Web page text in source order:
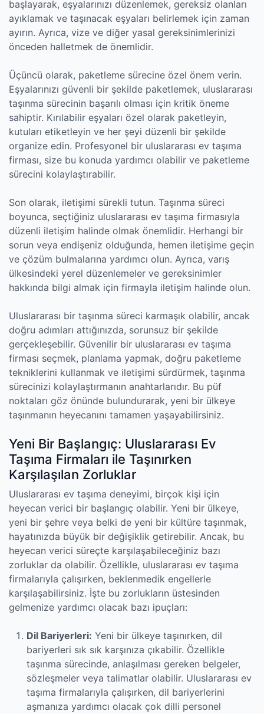
başlayarak, eşyalarınızı düzenlemek, gereksiz olanları
ayıklamak ve taşınacak eşyaları belirlemek için zaman
ayırın. Ayrıca, vize ve diğer yasal gereksinimlerinizi
önceden halletmek de önemlidir.
Üçüncü olarak, paketleme sürecine özel önem verin.
Eşyalarınızı güvenli bir şekilde paketlemek, uluslararası
taşınma sürecinin başarılı olması için kritik öneme
sahiptir. Kırılabilir eşyaları özel olarak paketleyin,
kutuları etiketleyin ve her şeyi düzenli bir şekilde
organize edin. Profesyonel bir uluslararası ev taşıma
firması, size bu konuda yardımcı olabilir ve paketleme
sürecini kolaylaştırabilir.
Son olarak, iletişimi sürekli tutun. Taşınma süreci
boyunca, seçtiğiniz uluslararası ev taşıma firmasıyla
düzenli iletişim halinde olmak önemlidir. Herhangi bir
sorun veya endişeniz olduğunda, hemen iletişime geçin
ve çözüm bulmalarına yardımcı olun. Ayrıca, varış
ülkesindeki yerel düzenlemeler ve gereksinimler
hakkında bilgi almak için firmayla iletişim halinde olun.
Uluslararası bir taşınma süreci karmaşık olabilir, ancak
doğru adımları attığınızda, sorunsuz bir şekilde
gerçekleşebilir. Güvenilir bir uluslararası ev taşıma
firması seçmek, planlama yapmak, doğru paketleme
tekniklerini kullanmak ve iletişimi sürdürmek, taşınma
sürecinizi kolaylaştırmanın anahtarlarıdır. Bu püf
noktaları göz önünde bulundurarak, yeni bir ülkeye
taşınmanın heyecanını tamamen yaşayabilirsiniz.
Yeni Bir Başlangıç: Uluslararası Ev
Taşıma Firmaları ile Taşınırken
Karşılaşılan Zorluklar
Uluslararası ev taşıma deneyimi, birçok kişi için
heyecan verici bir başlangıç ​​olabilir. Yeni bir ülkeye,
yeni bir şehre veya belki de yeni bir kültüre taşınmak,
hayatınızda büyük bir değişiklik getirebilir. Ancak, bu
heyecan verici süreçte karşılaşabileceğiniz bazı
zorluklar da olabilir. Özellikle, uluslararası ev taşıma
firmalarıyla çalışırken, beklenmedik engellerle
karşılaşabilirsiniz. İşte bu zorlukların üstesinden
gelmenize yardımcı olacak bazı ipuçları:
Dil Bariyerleri: Yeni bir ülkeye taşınırken, dil
bariyerleri sık sık karşınıza çıkabilir. Özellikle
taşınma sürecinde, anlaşılması gereken belgeler,
sözleşmeler veya talimatlar olabilir. Uluslararası ev
taşıma firmalarıyla çalışırken, dil bariyerlerini
aşmanıza yardımcı olacak çok dilli personel